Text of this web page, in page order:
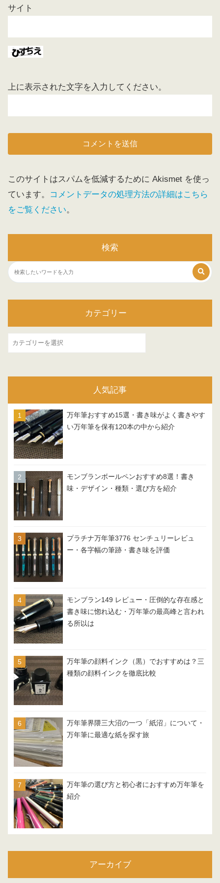
サイト
上に表示された文字を入力してください。
このサイトはスパムを低減するために Akismet を使っ
ています。
コメントデータの処理方法の詳細はこちら
をご覧ください。
検索
カテゴリー
カ
リ
人気記事
万年筆おすすめ15選・書き味がよく書きやす
い万年筆を保有120本の中から紹介
モンブランボールペンおすすめ8選！書き
味・デザイン・種類・選び方を紹介
プラチナ万年筆3776 センチュリーレビュ
ー・各字幅の筆跡・書き味を評価
モンブラン149 レビュー・圧倒的な存在感と
書き味に惚れ込む・万年筆の最高峰と言われ
る所以は
万年筆の顔料インク（黒）でおすすめは？三
種類の顔料インクを徹底比較
万年筆界隈三大沼の一つ「紙沼」について・
万年筆に最適な紙を探す旅
万年筆の選び方と初心者におすすめ万年筆を
紹介
アーカイブ